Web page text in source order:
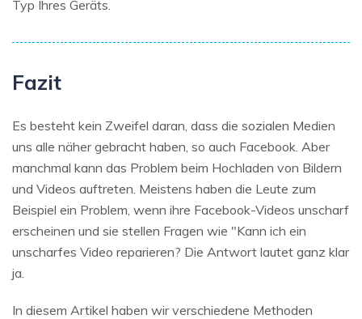
Typ Ihres Geräts.
Fazit
Es besteht kein Zweifel daran, dass die sozialen Medien
uns alle näher gebracht haben, so auch Facebook. Aber
manchmal kann das Problem beim Hochladen von Bildern
und Videos auftreten. Meistens haben die Leute zum
Beispiel ein Problem, wenn ihre Facebook-Videos unscharf
erscheinen und sie stellen Fragen wie "Kann ich ein
unscharfes Video reparieren? Die Antwort lautet ganz klar
ja.
In diesem Artikel haben wir verschiedene Methoden